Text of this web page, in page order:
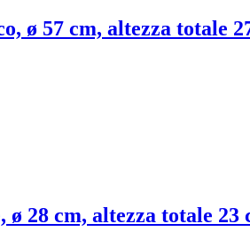
ø 57 cm, altezza totale
28 cm, altezza totale 23